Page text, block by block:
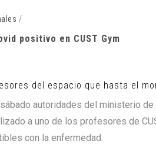
/
positivo en CUST Gym
del espacio que hasta el
autoridades del ministerio
a uno de los profesores de
con la enfermedad.